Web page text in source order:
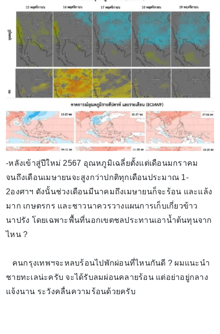
-หลังเข้าสู่ปีใหม่ 2567 อุณหภูมิเฉลี่ยตั้งแต่เดือนมกราคม
จนถึงเดือนเมษายนจะสูงกว่าปกติทุกเดือนประมาณ 1-
2องศาฯ ดังนั้นช่วงเดือนมีนาคมถึงเมษายนก็จะร้อน และแล้ง
มาก เกษตรกร และชาวนาควรวางแผนการเก็บเกี่ยวข้าว
นาปรัง โดยเฉพาะพื้นที่นอกเขตชลประทานเอาน้ำต้นทุนจาก
ไหน ?
คนกรุงเทพฯจะหลบร้อนไปพักผ่อนที่ไหนกันดี ? ผมแนะนำ
ชายทะเลน่ะครับ จะได้รับลมผ่อนคลายร้อน แต่อย่าอยู่กลาง
แจ้งนาน ระวังคลื่นความร้อนด้วยครับ